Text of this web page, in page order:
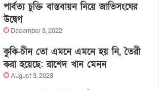
পার্বত্য চুক্তি বাস্তবায়ন নিয়ে জাতিসংঘের
উদ্বেগ
December 3, 2022
কুকি-চীন তো এমনে এমনে হয় নি, তৈরী
করা হয়েছে: রাশেদ খান মেনন
August 3, 2023